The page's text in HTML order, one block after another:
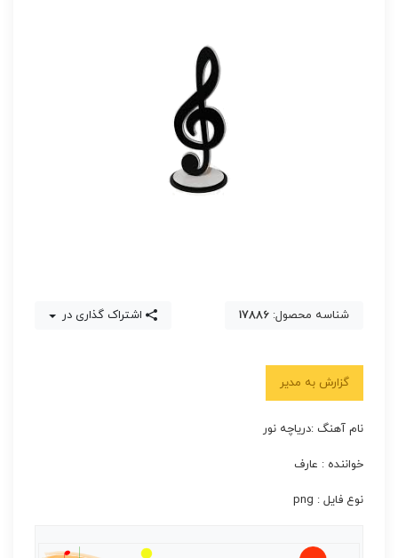
شناسه محصول: 17886 اشتراک گذاری در
گزارش به مدیر
نام آهنگ :دریاچه نور
خواننده : عارف
نوع فایل : png